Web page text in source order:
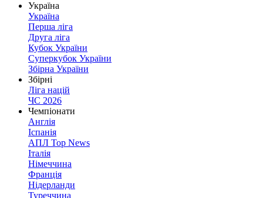
Україна
Україна
Перша ліга
Друга ліга
Кубок України
Суперкубок України
Збірна України
Збірні
Ліга націй
ЧС 2026
Чемпіонати
Англія
Іспанія
АПЛ Top News
Італія
Німеччина
Франція
Нідерланди
Туреччина